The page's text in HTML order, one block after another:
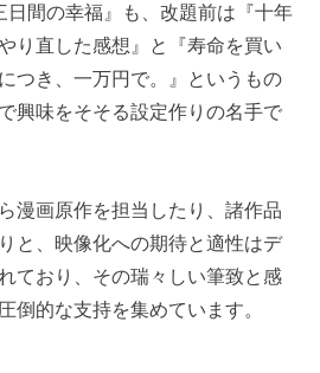
日間の幸福』も、改題前は『十年
り直した感想』と『寿命を買い
つき、一万円で。』というもの
興味をそそる設定作りの名手で
漫画原作を担当したり、諸作品
と、映像化への期待と適性はデ
ており、その瑞々しい筆致と感
倒的な支持を集めています。